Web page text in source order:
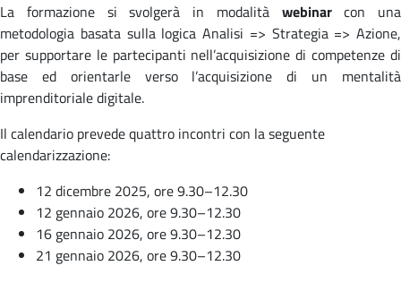
La formazione si svolgerà in modalità webinarcon una
metodologia basata sulla logica Analisi => Strategia => Azione,
per supportare le partecipanti nell’acquisizione di competenze di
base ed orientarle verso l’acquisizione di un mentalità
imprenditoriale digitale.
Il calendario prevede quattro incontri con la seguente
calendarizzazione:
12 dicembre 2025, ore 9.30–12.30
12 gennaio 2026, ore 9.30–12.30
16 gennaio 2026, ore 9.30–12.30
21 gennaio 2026, ore 9.30–12.30